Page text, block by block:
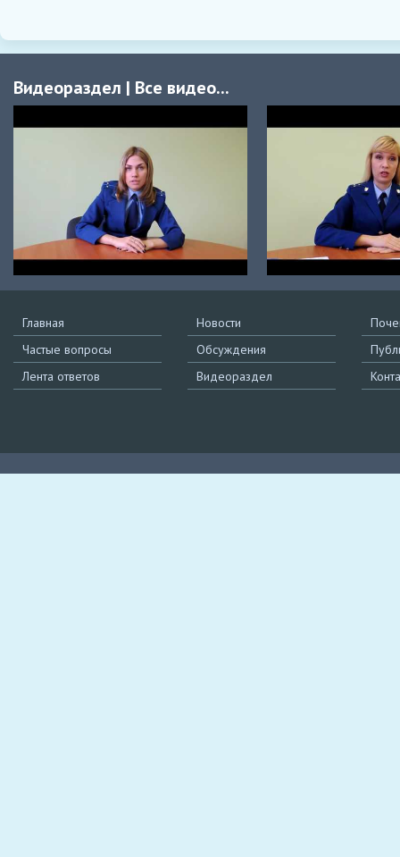
Видеораздел | Все видео...
Главная
Частые вопросы
Лента ответов
Новости
Обсуждения
Видеораздел